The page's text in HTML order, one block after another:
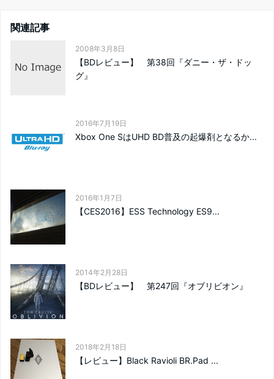
関連記事
2008年3月8日
【BDレビュー】 第38回『ダニー・ザ・ドッ
グ』
2016年7月19日
Xbox One SはUHD BD普及の起爆剤となるか...
2016年1月7日
【CES2016】ESS Technology ES9...
2014年2月28日
【BDレビュー】 第247回『オブリビオン』
2018年2月18日
【レビュー】Black Ravioli BR.Pad ...